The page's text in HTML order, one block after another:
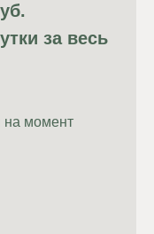
за весь
на момент